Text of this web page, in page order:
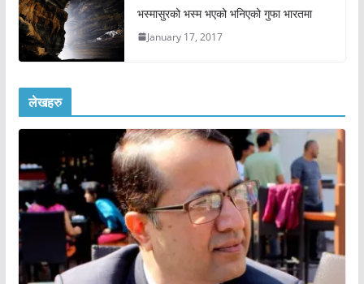
भस्मासुरको भस्म भएको भनिएको गुफा भारतमा
January 17, 2017
लेखहरु